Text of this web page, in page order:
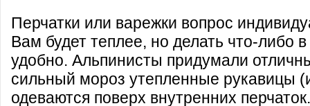
Перчатки или варежки вопрос
Вам будет теплее, но делать что-либо
удобно. Альпинисты придумали
сильный мороз утепленные рукавицы
одеваются поверх внутренних